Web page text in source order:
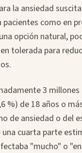
la ansiedad
como en
opción natural,
tolerada para
3 millones
%) de 18 años o
de ansiedad o del
cuarta parte
"mucho" o